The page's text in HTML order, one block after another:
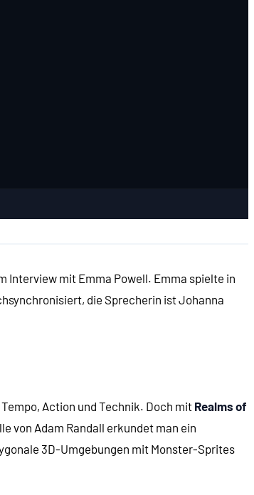
Interview mit Emma Powell. Emma spielte in
die Sprecherin ist Johanna
Action und Technik. Doch mit Realms of
von Adam Randall erkundet man ein
3D-Umgebungen mit Monster-Sprites